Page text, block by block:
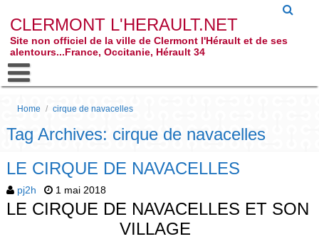
CLERMONT L'HERAULT.NET
Site non officiel de la ville de Clermont l'Hérault et de ses
alentours...France, Occitanie, Hérault 34
Home / cirque de navacelles
Tag Archives: cirque de navacelles
LE CIRQUE DE NAVACELLES
pj2h 1 mai 2018
LE CIRQUE DE NAVACELLES ET SON
VILLAGE